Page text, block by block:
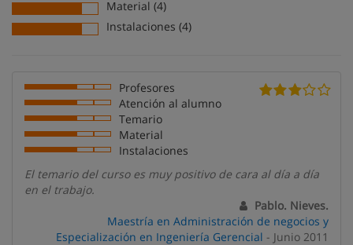
Material (4)
Instalaciones (4)
Profesores
Atención al alumno
Temario
Material
Instalaciones
El temario del curso es muy positivo de cara al día a día
en el trabajo.
Pablo. Nieves.
Maestría en Administración de negocios y
Especialización en Ingeniería Gerencial - Junio 2011